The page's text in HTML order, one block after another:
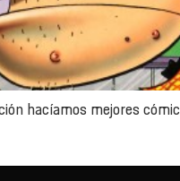
hacíamos mejores